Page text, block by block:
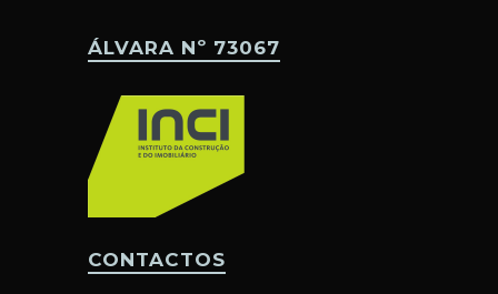
ÁLVARA Nº 73067
CONTACTOS